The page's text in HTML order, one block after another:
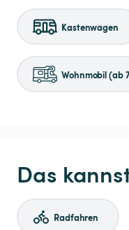
Kastenwagen
Wohnmobil (ab
Das
Radfahren